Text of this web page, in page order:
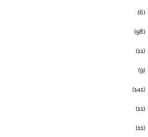
(6)
(98)
(11)
(9)
(141)
(11)
(11)